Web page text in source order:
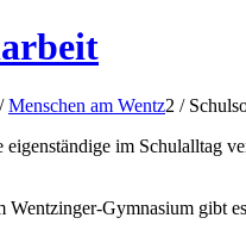
/ Menschen am Wentz2 /
eigenständige im Schulalltag
Wentzinger-Gymnasium gibt